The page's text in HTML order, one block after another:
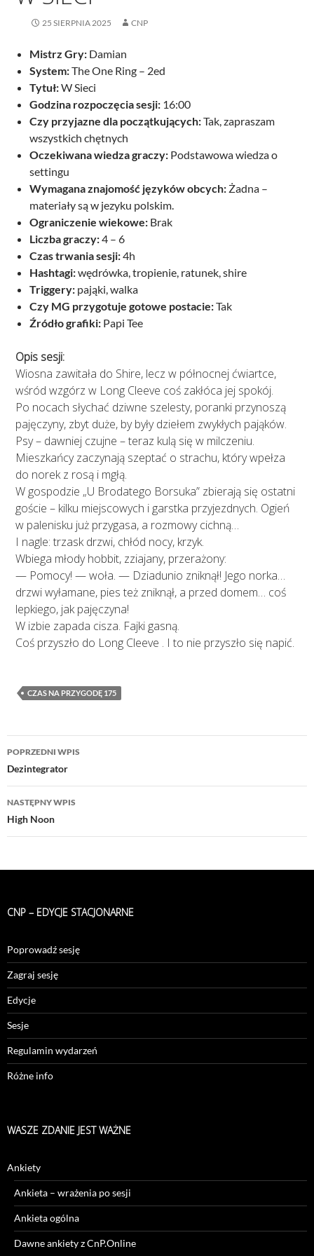
25 SIERPNIA 2025 CNP
Mistrz Gry: Damian
System:The One Ring – 2ed
Tytuł:W Sieci
Godzina rozpoczęcia sesji: 16:00
Czy przyjazne dla początkujących:Tak, zapraszam
wszystkich chętnych
Oczekiwana wiedza graczy: Podstawowa wiedza o
settingu
Wymagana znajomość języków obcych: Żadna –
materiały są w jezyku polskim.
Ograniczenie wiekowe: Brak
Liczba graczy:4 – 6
Czas trwania sesji:4h
Hashtagi:wędrówka, tropienie, ratunek, shire
Triggery: pająki, walka
Czy MG przygotuje gotowe postacie:Tak
Źródło grafiki: Papi Tee
Opis sesji:
Wiosna zawitała do Shire, lecz w północnej ćwiartce,
wśród wzgórz w Long Cleeve coś zakłóca jej spokój.
Po nocach słychać dziwne szelesty, poranki przynoszą
pajęczyny, zbyt duże, by były dziełem zwykłych pająków.
Psy – dawniej czujne – teraz kulą się w milczeniu.
Mieszkańcy zaczynają szeptać o strachu, który wpełza
do norek z rosą i mgłą.
W gospodzie „U Brodatego Borsuka” zbierają się ostatni
goście – kilku miejscowych i garstka przyjezdnych. Ogień
w palenisku już przygasa, a rozmowy cichną…
I nagle: trzask drzwi, chłód nocy, krzyk.
Wbiega młody hobbit, zziajany, przerażony:
— Pomocy! — woła. — Dziadunio zniknął! Jego norka…
drzwi wyłamane, pies też zniknął, a przed domem… coś
lepkiego, jak pajęczyna!
W izbie zapada cisza. Fajki gasną.
Coś przyszło do Long Cleeve . I to nie przyszło się napić.
CZAS NA PRZYGODĘ 175
Nawigacja
wpisu
POPRZEDNI WPIS
Dezintegrator
NASTĘPNY WPIS
High Noon
CNP – EDYCJE STACJONARNE
Poprowadź sesję
Zagraj sesję
Edycje
Sesje
Regulamin wydarzeń
Różne info
WASZE ZDANIE JEST WAŻNE
Ankiety
Ankieta – wrażenia po sesji
Ankieta ogólna
Dawne ankiety z CnP.Online